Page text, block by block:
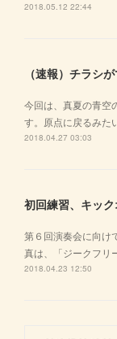
2018.05.12 22:44
（速報）チラシ
今回は、真夏の青空
す。原点に戻るみた
2018.04.27 03:03
初回練習、キック
第６回演奏会に向け
真は、「ジークフリ
2018.04.23 12:50